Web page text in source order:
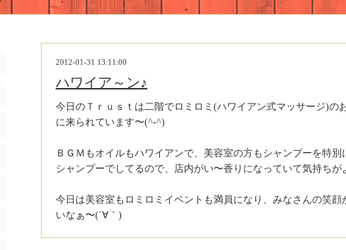
2012-01-31 13:11:00
ハワイア～ン♪
今日のＴｒｕｓｔは二階でロミロミ(ハワイアン式マッサージ)の
に来られています〜(^-^)
ＢＧＭもオイルもハワイアンで、美容室の方もシャンプーを特
シャンプーでしてるので、店内がい〜香りになっていて気持ちが
今日は美容室もロミロミイベントも満員になり、みなさんの笑顔
いなぁ〜(´∀｀)